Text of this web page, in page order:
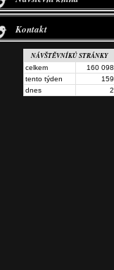
Kontakt
NÁVŠTĚVNÍKŮ STRÁNKY
celkem
160 098
tento týden
159
dnes
2